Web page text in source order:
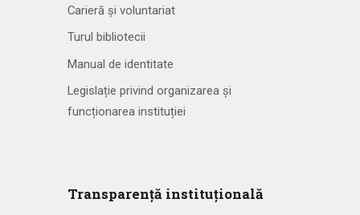
Carieră și voluntariat
Turul bibliotecii
Manual de identitate
Legislație privind organizarea și
funcționarea instituției
Transparență instituțională